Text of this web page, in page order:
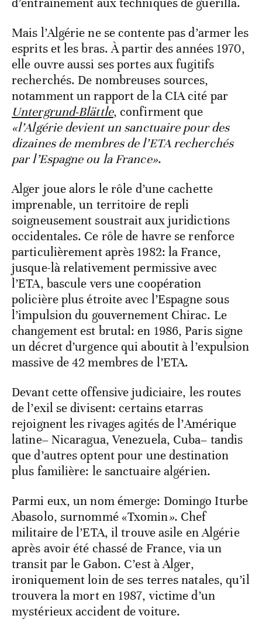
d’entraînement aux techniques de guérilla.
Mais l’Algérie ne se contente pas d’armer les
esprits et les bras. À partir des années 1970,
elle ouvre aussi ses portes aux fugitifs
recherchés. De nombreuses sources,
notamment un rapport de la CIA cité par
Untergrund-Blättle, confirment que
«l’Algérie devient un sanctuaire pour des
dizaines de membres de l’ETA recherchés
par l’Espagne ou la France».
Alger joue alors le rôle d’une cachette
imprenable, un territoire de repli
soigneusement soustrait aux juridictions
occidentales. Ce rôle de havre se renforce
particulièrement après 1982: la France,
jusque-là relativement permissive avec
l’ETA, bascule vers une coopération
policière plus étroite avec l’Espagne sous
l’impulsion du gouvernement Chirac. Le
changement est brutal: en 1986, Paris signe
un décret d’urgence qui aboutit à l’expulsion
massive de 42 membres de l’ETA.
Devant cette offensive judiciaire, les routes
de l’exil se divisent: certains etarras
rejoignent les rivages agités de l’Amérique
latine– Nicaragua, Venezuela, Cuba– tandis
que d’autres optent pour une destination
plus familière: le sanctuaire algérien.
Parmi eux, un nom émerge: Domingo Iturbe
Abasolo, surnommé «Txomin». Chef
militaire de l’ETA, il trouve asile en Algérie
après avoir été chassé de France, via un
transit par le Gabon. C’est à Alger,
ironiquement loin de ses terres natales, qu’il
trouvera la mort en 1987, victime d’un
mystérieux accident de voiture.